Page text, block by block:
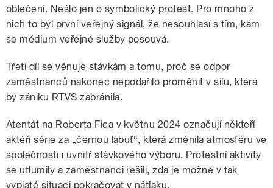
oblečení. Nešlo jen o symbolický protest. Pro mnoho z
nich to byl první veřejný signál, že nesouhlasí s tím, kam
se médium veřejné služby posouvá.
Třetí díl se věnuje stávkám a tomu, proč se odpor
zaměstnanců nakonec nepodařilo proměnit v sílu, která
by zániku RTVS zabránila.
Atentát na Roberta Fica v květnu 2024 označují někteří
aktéři série za „černou labuť“, která změnila atmosféru ve
společnosti i uvnitř stávkového výboru. Protestní aktivity
se utlumily a zaměstnanci řešili, zda je možné v tak
vypjaté situaci pokračovat v nátlaku.